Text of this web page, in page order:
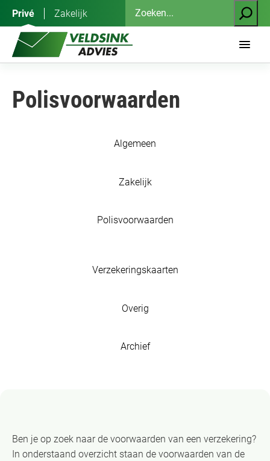
inhoud
Privé Zakelijk
Zoeken
Polisvoorwaarden
Algemeen
Zakelijk
Polisvoorwaarden
Verzekeringskaarten
Overig
Archief
Ben je op zoek naar de voorwaarden van een verzekering?
In onderstaand overzicht staan de voorwaarden van de